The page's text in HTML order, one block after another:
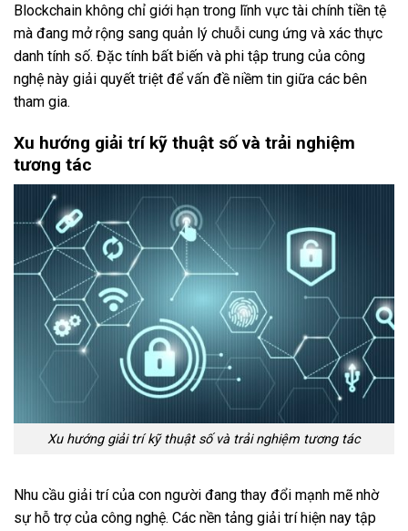
Blockchain không chỉ giới hạn trong lĩnh vực tài chính tiền tệ
mà đang mở rộng sang quản lý chuỗi cung ứng và xác thực
danh tính số. Đặc tính bất biến và phi tập trung của công
nghệ này giải quyết triệt để vấn đề niềm tin giữa các bên
tham gia.
Xu hướng giải trí kỹ thuật số và trải nghiệm
tương tác
Xu hướng giải trí kỹ thuật số và trải nghiệm tương tác
Nhu cầu giải trí của con người đang thay đổi mạnh mẽ nhờ
sự hỗ trợ của công nghệ. Các nền tảng giải trí hiện nay tập